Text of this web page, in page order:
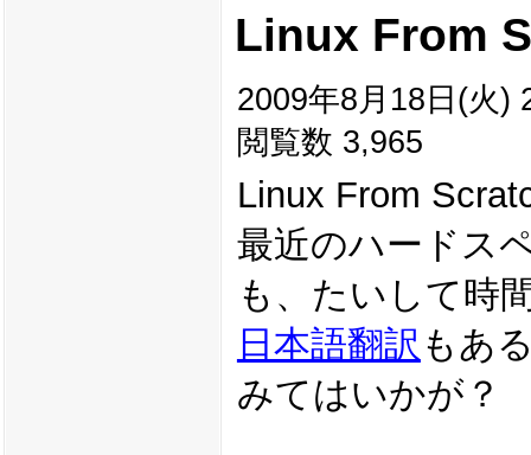
Linux From
2009年8月18日(火)
閲覧数 3,965
Linux From
最近のハードス
も、たいして時
日本語翻訳 もあ
みてはいかが？